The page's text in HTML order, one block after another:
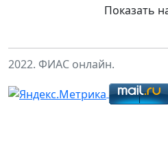
Показать
2022. ФИАС онлайн.